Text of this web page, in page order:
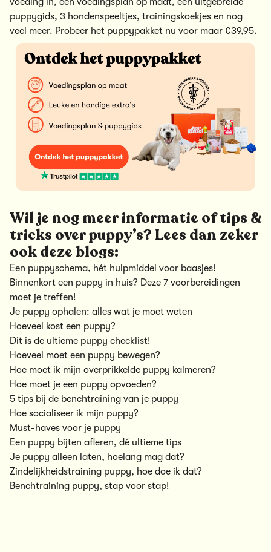
puppygids, 3 hondenspeeltjes, trainingskoekjes en nog
veel meer. Probeer het puppypakket nu voor maar €39,95.
Wil je nog meer informatie of tips &
tricks over puppy’s? Lees dan zeker
ook deze blogs:
Een puppyschema, hét hulpmiddel voor baasjes!
Binnenkort een puppy in huis? Deze 7 voorbereidingen
moet je treffen!
Je puppy ophalen: alles wat je moet weten
Hoeveel kost een puppy?
Dit is de ultieme puppy checklist!
Hoeveel moet een puppy bewegen?
Hoe moet ik mijn overprikkelde puppy kalmeren?
Hoe moet je een puppy opvoeden?
5 tips bij de benchtraining van je puppy
Hoe socialiseer ik mijn puppy?
Must-haves voor je puppy
Een puppy bijten afleren, dé ultieme tips
Je puppy alleen laten, hoelang mag dat?
Zindelijkheidstraining puppy, hoe doe ik dat?
Benchtraining puppy, stap voor stap!